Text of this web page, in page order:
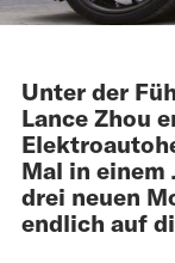
Unter der
Lance Zhou
Mal in einem
drei neuen
endlich auf